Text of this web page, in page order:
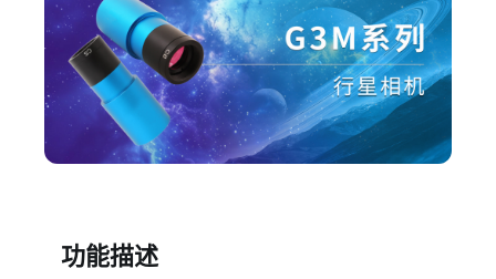
功能描述